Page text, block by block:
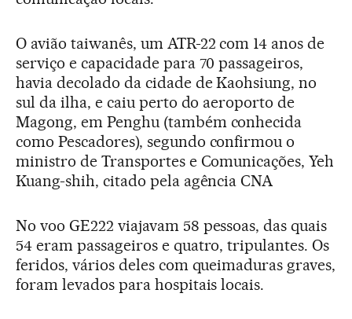
O avião taiwanês, um ATR-22 com 14 anos de
serviço e capacidade para 70 passageiros,
havia decolado da cidade de Kaohsiung, no
sul da ilha, e caiu perto do aeroporto de
Magong, em Penghu (também conhecida
como Pescadores), segundo confirmou o
ministro de Transportes e Comunicações, Yeh
Kuang-shih, citado pela agência CNA
No voo GE222 viajavam 58 pessoas, das quais
54 eram passageiros e quatro, tripulantes. Os
feridos, vários deles com queimaduras graves,
foram levados para hospitais locais.